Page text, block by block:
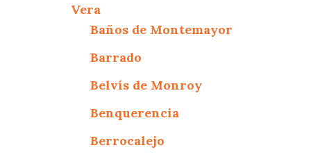
Vera
Baños de Montemayor
Barrado
Belvís de Monroy
Benquerencia
Berrocalejo